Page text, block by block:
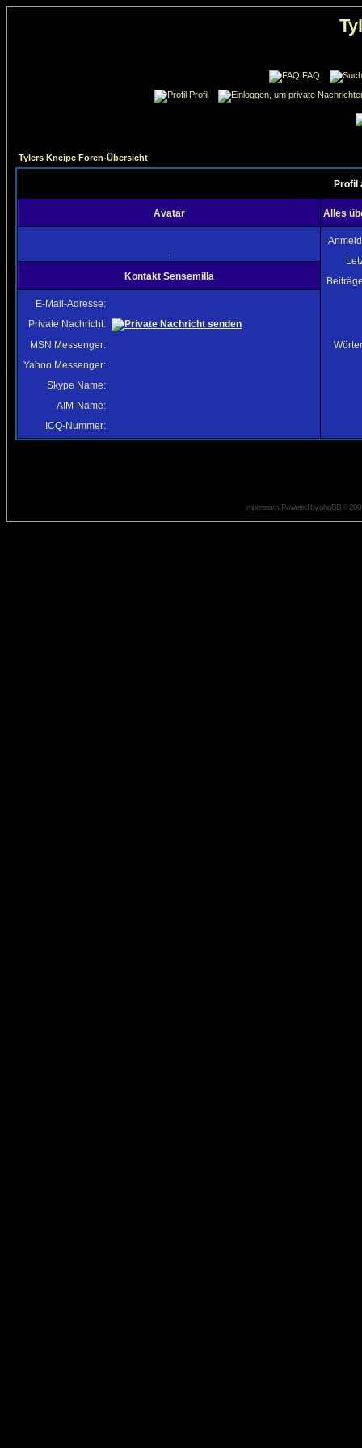
FAQ
Profil
Tylers Kneipe Foren-Übersicht
Profil
Avatar Alles
Kontakt Sensemilla
E-Mail-Adresse:
Private Nachricht:
MSN Messenger:
Yahoo Messenger:
Skype Name:
AIM-Name:
ICQ-Nummer:
Impressum. Powered byphpBB©